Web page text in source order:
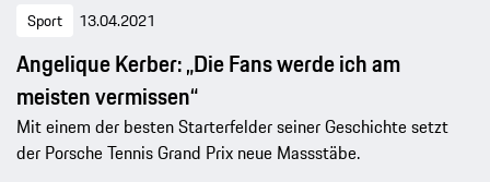
Sport 13.04.2021
Angelique Kerber: „Die Fans werde ich am
meisten vermissen“
Mit einem der besten Starterfelder seiner Geschichte setzt
der Porsche Tennis Grand Prix neue Massstäbe.